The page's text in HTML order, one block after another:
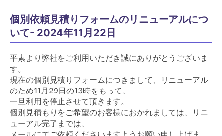
個別依頼見積りフォームのリニューアルにつ
いて- 2024年11月22日
平素より弊社をご利用いただき誠にありがとうございま
す。
現在の個別見積りフォームにつきまして、リニューアル
のため11月29日の13時をもって、
一旦利用を停止させて頂きます。
個別見積もりをご希望のお客様におかれましては、リニ
ューアル完了までは、
メールにてご依頼くださいますようお願い申し上げま